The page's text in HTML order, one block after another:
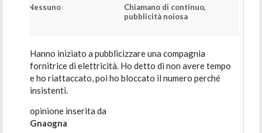
Nessuno
Chiamano di continuo,
pubblicità noiosa
Hanno iniziato a pubblicizzare una compagnia
fornitrice di elettricità. Ho detto di non avere tempo
e ho riattaccato, poi ho bloccato il numero perché
insistenti.
opinione inserita da
Gnaogna